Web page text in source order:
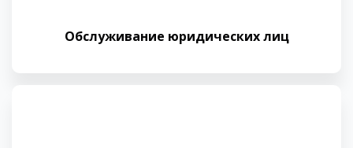
Обслуживание юридических лиц